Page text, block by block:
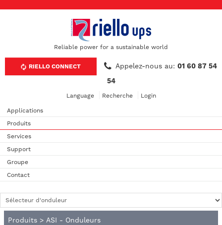
Reliable power for a sustainable world
RIELLO CONNECT Appelez-nous au: 01 60 87 54
54
Language Recherche Login
Applications
Produits
Services
Support
Groupe
Contact
Produits > ASI - Onduleurs